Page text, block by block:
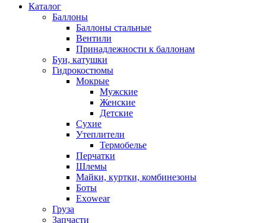
Каталог
Баллоны
Баллоны стальные
Вентили
Принадлежности к баллонам
Буи, катушки
Гидрокостюмы
Мокрые
Мужские
Женские
Детские
Сухие
Утеплители
Термобелье
Перчатки
Шлемы
Майки, куртки, комбинезоны
Боты
Exowear
Груза
Запчасти